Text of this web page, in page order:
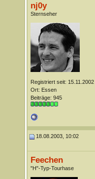
nj0y
Sternseher
Registriert seit: 15.11.2002
Ort: Essen
Beiträge: 945
18.08.2003, 10:02
Feechen
"H"-Typ-Tourhase